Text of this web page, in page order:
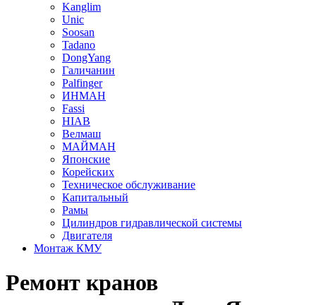
Kanglim
Unic
Soosan
Tadano
DongYang
Галичанин
Palfinger
ИНМАН
Fassi
HIAB
Велмаш
МАЙМАН
Японские
Корейских
Техническое обслуживание
Капитальный
Рамы
Цилиндров гидравлической системы
Двигателя
Монтаж КМУ
Ремонт кранов